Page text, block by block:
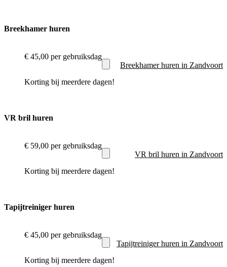
Breekhamer huren
€ 45,00 per gebruiksdag
Korting bij meerdere dagen!
Breekhamer huren in Zandvoort
VR bril huren
€ 59,00 per gebruiksdag
Korting bij meerdere dagen!
VR bril huren in Zandvoort
Tapijtreiniger huren
€ 45,00 per gebruiksdag
Korting bij meerdere dagen!
Tapijtreiniger huren in Zandvoort